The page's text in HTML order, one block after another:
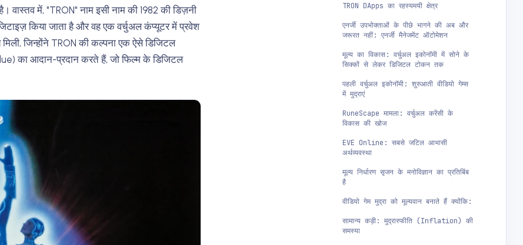
में, "TRON" नाम इसी नाम की 1982 की डिज़नी
किया जाता है और वह एक वर्चुअल कंप्यूटर में प्रवेश
जिन्होंने TRON की कल्पना एक ऐसे डिजिटल
का आदान-प्रदान करते हैं, जो फिल्म के डिजिटल
TRON DApps का रहस्यमयी क्षेत्र
एनर्जी उपभोक्ताओं के पीछे भागने की अब और
जरूरत नहीं: एनर्जी मैनेजमेंट ऑटोमेशन
मूल्य का विकास: वर्चुअल इकोनॉमी में सोने के
सिक्कों से लेकर डिजिटल टोकन तक
पहली वर्चुअल इकोनॉमी: शुरुआती वीडियो गेम्स
में मुद्राएं
RuneScape मामला: वर्चुअल करेंसी के
विकास की खोज
EVE Online: सबसे जटिल आभासी
अर्थव्यवस्था
मूल्य निर्धारण सृजन के मनोविज्ञान का प्रतिबिंब
है
वीडियो गेम मुद्रा को मूल्यवान बनाते हैं क्योंकि:
सामान्य कड़ी: मुद्रास्फीति (Inflation) की
समस्या